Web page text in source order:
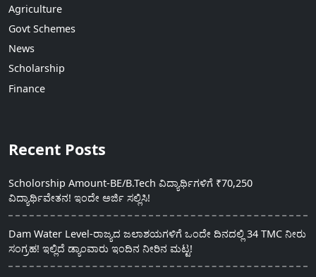
Agriculture
Govt Schemes
News
Scholarship
Finance
Recent Posts
Scholorship Amount-BE/B.Tech ವಿದ್ಯಾರ್ಥಿಗಳಿಗೆ ₹70,250
ವಿದ್ಯಾರ್ಥಿವೇತನ! ಇಂದೇ ಅರ್ಜಿ ಸಲ್ಲಿಸಿ!
Dam Water Level-ರಾಜ್ಯದ ಜಲಾಶಯಗಳಿಗೆ ಒಂದೇ ದಿನದಲ್ಲಿ 34 TMC ನೀರು
ಸಂಗ್ರಹ! ಇಲ್ಲಿದೆ ಡ್ಯಾಂವಾರು ಇಂದಿನ ನೀರಿನ ಮಟ್ಟ!